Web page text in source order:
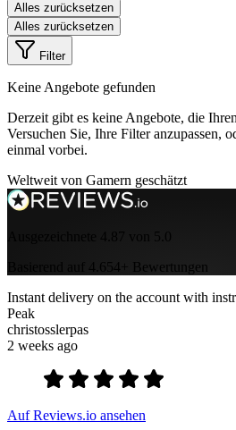
Alles zurücksetzen
Alles zurücksetzen
Filter
Keine Angebote gefunden
Derzeit gibt es keine Angebote, die
Versuchen Sie, Ihre Filter anzupassen,
einmal vorbei.
Weltweit von Gamern geschätzt
Ausgezeichnete 4.87 von 5.0
Basierend auf 4.654+ Bewertungen
Instant delivery on the account with
Peak
christosslerpas
2 weeks ago
Auf Reviews.io ansehen